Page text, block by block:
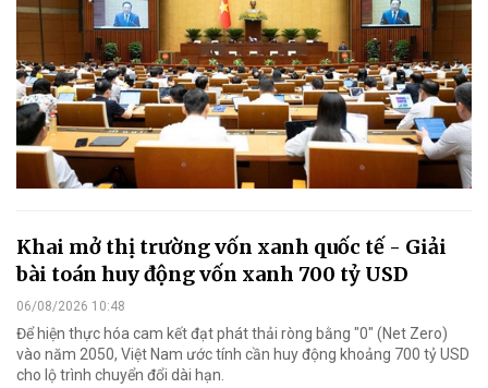
Khai mở thị trường vốn xanh quốc tế - Giải
bài toán huy động vốn xanh 700 tỷ USD
06/08/2026 10:48
Để hiện thực hóa cam kết đạt phát thải ròng bằng "0" (Net Zero)
vào năm 2050, Việt Nam ước tính cần huy động khoảng 700 tỷ USD
cho lộ trình chuyển đổi dài hạn.